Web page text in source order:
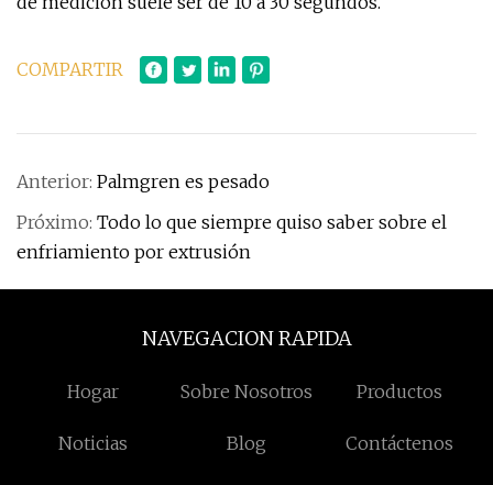
COMPARTIR
Anterior: Palmgren es pesado
Próximo: Todo lo que siempre quiso saber sobre el
enfriamiento por extrusión
NAVEGACION RAPIDA
Hogar Sobre Nosotros Productos
Noticias Blog Contáctenos